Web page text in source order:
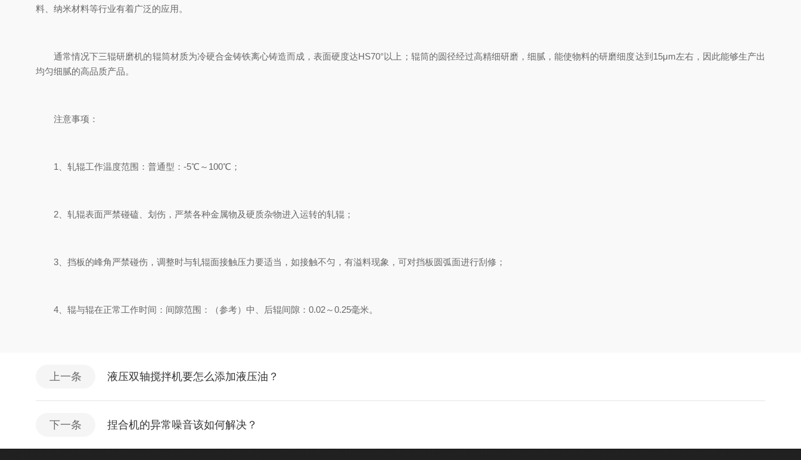
料、纳米材料等行业有着广泛的应用。
通常情况下三辊研磨机的辊筒材质为冷硬合金铸铁离心铸造而成，表面硬度达HS70°以上；辊筒的圆径经过高精细研磨，细腻，能使物料的研磨细度达到15μm左右，因此能够生产出
均匀细腻的高品质产品。
注意事项：
1、轧辊工作温度范围：普通型：-5℃～100℃；
2、轧辊表面严禁碰磕、划伤，严禁各种金属物及硬质杂物进入运转的轧辊；
3、挡板的峰角严禁碰伤，调整时与轧辊面接触压力要适当，如接触不匀，有溢料现象，可对挡板圆弧面进行刮修；
4、辊与辊在正常工作时间：间隙范围：（参考）中、后辊间隙：0.02～0.25毫米。
上一条 液压双轴搅拌机要怎么添加液压油？
下一条 捏合机的异常噪音该如何解决？